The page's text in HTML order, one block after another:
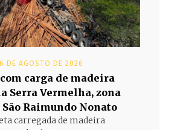
6 DE AGOSTO DE 2026
carga de madeira
Serra Vermelha, zona
Raimundo Nonato
carregada de madeira